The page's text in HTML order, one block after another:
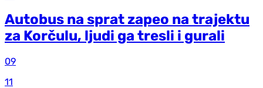
Autobus na sprat zapeo na trajektu
za Korčulu, ljudi ga tresli i gurali
09
11